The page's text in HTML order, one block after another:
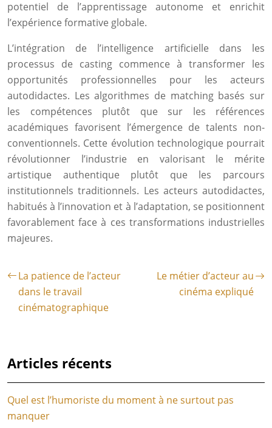
potentiel de l’apprentissage autonome et enrichit
l’expérience formative globale.
L’intégration de l’intelligence artificielle dans les
processus de casting commence à transformer les
opportunités professionnelles pour les acteurs
autodidactes. Les algorithmes de matching basés sur
les compétences plutôt que sur les références
académiques favorisent l’émergence de talents non-
conventionnels. Cette évolution technologique pourrait
révolutionner l’industrie en valorisant le mérite
artistique authentique plutôt que les parcours
institutionnels traditionnels. Les acteurs autodidactes,
habitués à l’innovation et à l’adaptation, se positionnent
favorablement face à ces transformations industrielles
majeures.
La patience de l’acteur
dans le travail
cinématographique
Le métier d’acteur au
cinéma expliqué
Articles récents
Quel est l’humoriste du moment à ne surtout pas
manquer